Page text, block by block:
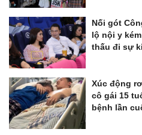
Nối gót
lộ nội y
thấu đi sự
Xúc động
cô gái 15
bệnh lần